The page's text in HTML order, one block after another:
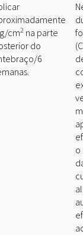
cm2 na parte
do
6
o